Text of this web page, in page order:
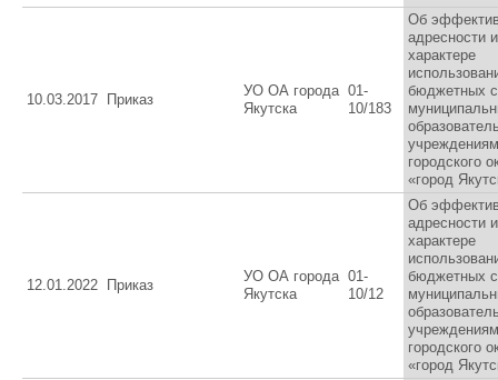
10.03.2017 Приказ
УО ОА города
Якутска
01-
10/183
Об
адресности
характере
бюджетных
городского
«город
12.01.2022 Приказ
УО ОА города
Якутска
01-
10/12
Об
адресности
характере
бюджетных
городского
«город